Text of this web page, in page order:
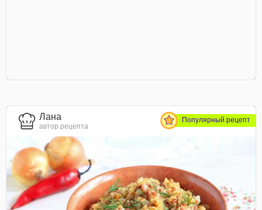
Лана
автор рецепта
Популярный рецепт